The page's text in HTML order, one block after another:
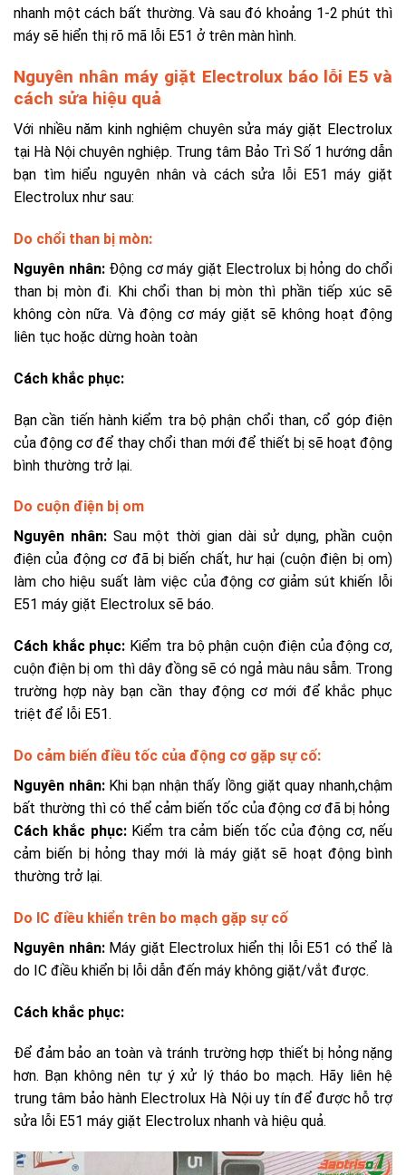
nhanh một cách bất thường. Và sau đó khoảng 1-2 phút thì
máy sẽ hiển thị rõ mã lỗi E51 ở trên màn hình.
Nguyên nhân máy giặt Electrolux báo lỗi E5 và
cách sửa hiệu quả
Với nhiều năm kinh nghiệm chuyên sửa máy giặt Electrolux
tại​ Hà Nội chuyên nghiệp. Trung tâm Bảo Trì Số 1 hướng dẫn
bạn tìm hiểu nguyên nhân và cách sửa lỗi E51 máy giặt
Electrolux như sau:
Do chổi than bị mòn:
Nguyên nhân: Động cơ máy giặt Electrolux bị hỏng do chổi
than bị mòn đi. Khi chổi than bị mòn thì phần tiếp xúc sẽ
không còn nữa. Và động cơ máy giặt sẽ không hoạt động
liên tục hoặc dừng hoàn toàn
Cách khắc phục:
Bạn cần tiến hành kiểm tra bộ phận chổi than, cổ góp điện
của động cơ để thay chổi than mới để thiết bị sẽ hoạt động
bình thường trở lại.
Do cuộn điện bị om
Nguyên nhân: Sau một thời gian dài sử dụng, phần cuộn
điện của động cơ đã bị biến chất, hư hại (cuộn điện bị om)
làm cho hiệu suất làm việc của động cơ giảm sút khiến lỗi
E51 máy giặt Electrolux sẽ báo.
Cách khắc phục: Kiểm tra bộ phận cuộn điện của động cơ,
cuộn điện bị om thì dây đồng sẽ có ngả màu nâu sẫm. Trong
trường hợp này bạn cần thay động cơ mới để khắc phục
triệt để lỗi E51.
Do cảm biến điều tốc của động cơ gặp sự cố:
Nguyên nhân: Khi bạn nhận thấy lồng giặt quay nhanh,chậm
bất thường thì có thể cảm biến tốc của động cơ đã bị hỏng
Cách khắc phục: Kiểm tra cảm biến tốc của động cơ, nếu
cảm biến bị hỏng thay mới là máy giặt sẽ hoạt động bình
thường trở lại.
Do IC điều khiển trên bo mạch gặp sự cố
Nguyên nhân: Máy giặt Electrolux hiển thị lỗi E51 có thể là
do IC điều khiển bị lỗi dẫn đến máy không giặt/vắt được.
Cách khắc phục:
Để đảm bảo an toàn và tránh trường hợp thiết bị hỏng nặng
hơn. Bạn không nên tự ý xử lý tháo bo mạch. Hãy liên hệ
trung tâm bảo hành Electrolux Hà Nộiuy tín để được hỗ trợ
sửa lỗi E51 máy giặt Electrolux nhanh và hiệu quả.